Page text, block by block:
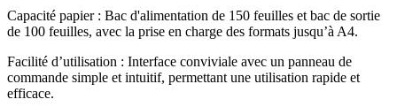
Capacité papier : Bac d'alimentation de 150 feuilles et bac de sortie
de 100 feuilles, avec la prise en charge des formats jusqu’à A4.
Facilité d’utilisation : Interface conviviale avec un panneau de
commande simple et intuitif, permettant une utilisation rapide et
efficace.